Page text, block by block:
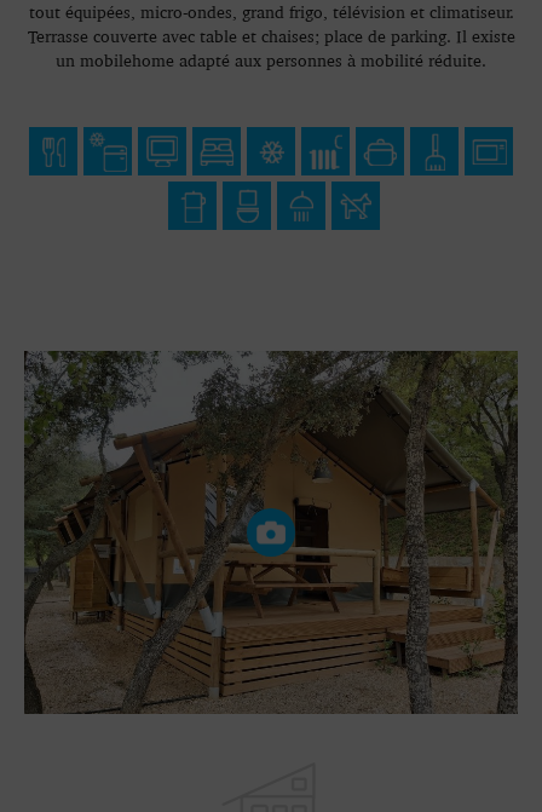
tout équipées, micro-ondes, grand frigo, télévision et climatiseur.
Terrasse couverte avec table et chaises; place de parking. Il existe
un mobilehome adapté aux personnes à mobilité réduite.